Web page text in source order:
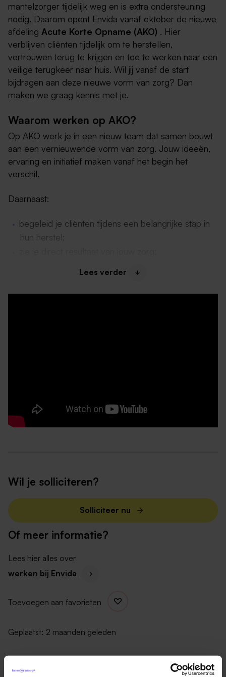
mantelzorger tijdelijk weg en is extra ondersteuning
nodig. Daarom opent Envida vanaf oktober de nieuwe
afdeling Acute Korte Opname (AKO) . Hier
verblijven cliënten tijdelijk om te herstellen,
vertrouwen terug te krijgen en toe te werken naar een
veilige terugkeer naar huis. Wil jij vanaf de start
bijdragen aan deze nieuwe vorm van zorg? Dan
maken we graag kennis met je.
Waarom werken op AKO?
Op AKO werk je in een nieuw team dat samen bouwt
aan een vernieuwende vorm van zorg. Jouw ideeën,
ervaring en initiatief maken vanaf het begin het
verschil.
Daarnaast:
begeleid je cliënten tijdens een belangrijke stap in
hun herstel;
krijg je ruimte om mee te denken over de
is geen dag hetzelfde.
Als Helpende Plus ondersteun je cliënten tijdens hun
tijdelijke verblijf op AKO. Je:
signaleert veranderingen in de gezondheid en
bespreekt deze met collega's;
stimuleert cliënten om zoveel mogelijk zelfstandig
te blijven;
werkt nauw samen met verzorgenden,
verpleegkundigen en behandelaren;
draagt bij aan een warme en veilige
herstelomgeving.
Daarom past deze functie bij jou
Je krijgt energie van persoonlijk contact en kijkt
verder dan de zorgvraag alleen. Je bent nieuwsgierig
belangrijk om cliënten stap voor stap te begeleiden
Lees verder
Wil je solliciteren?
Solliciteer nu
Of meer informatie?
Lees hier alles over
werken bij Envida
Toevoegen aan favorieten
Geplaatst: 2 maanden geleden